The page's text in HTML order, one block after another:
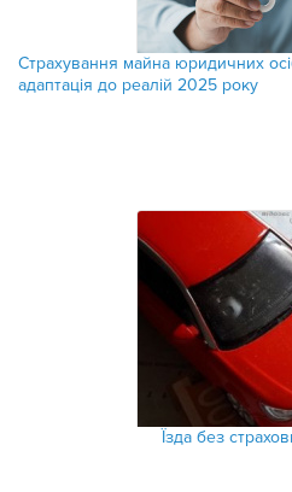
Страхування майна юридичних
адаптація до реалій 2025 року
Їзда без